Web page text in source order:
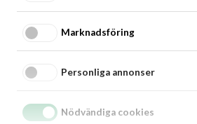
Fair Transport
En hållbar utveckling av transportsektorn
affärer. Fair Transport är
Marknadsföring
Personliga annonser
Nödvändiga cookies